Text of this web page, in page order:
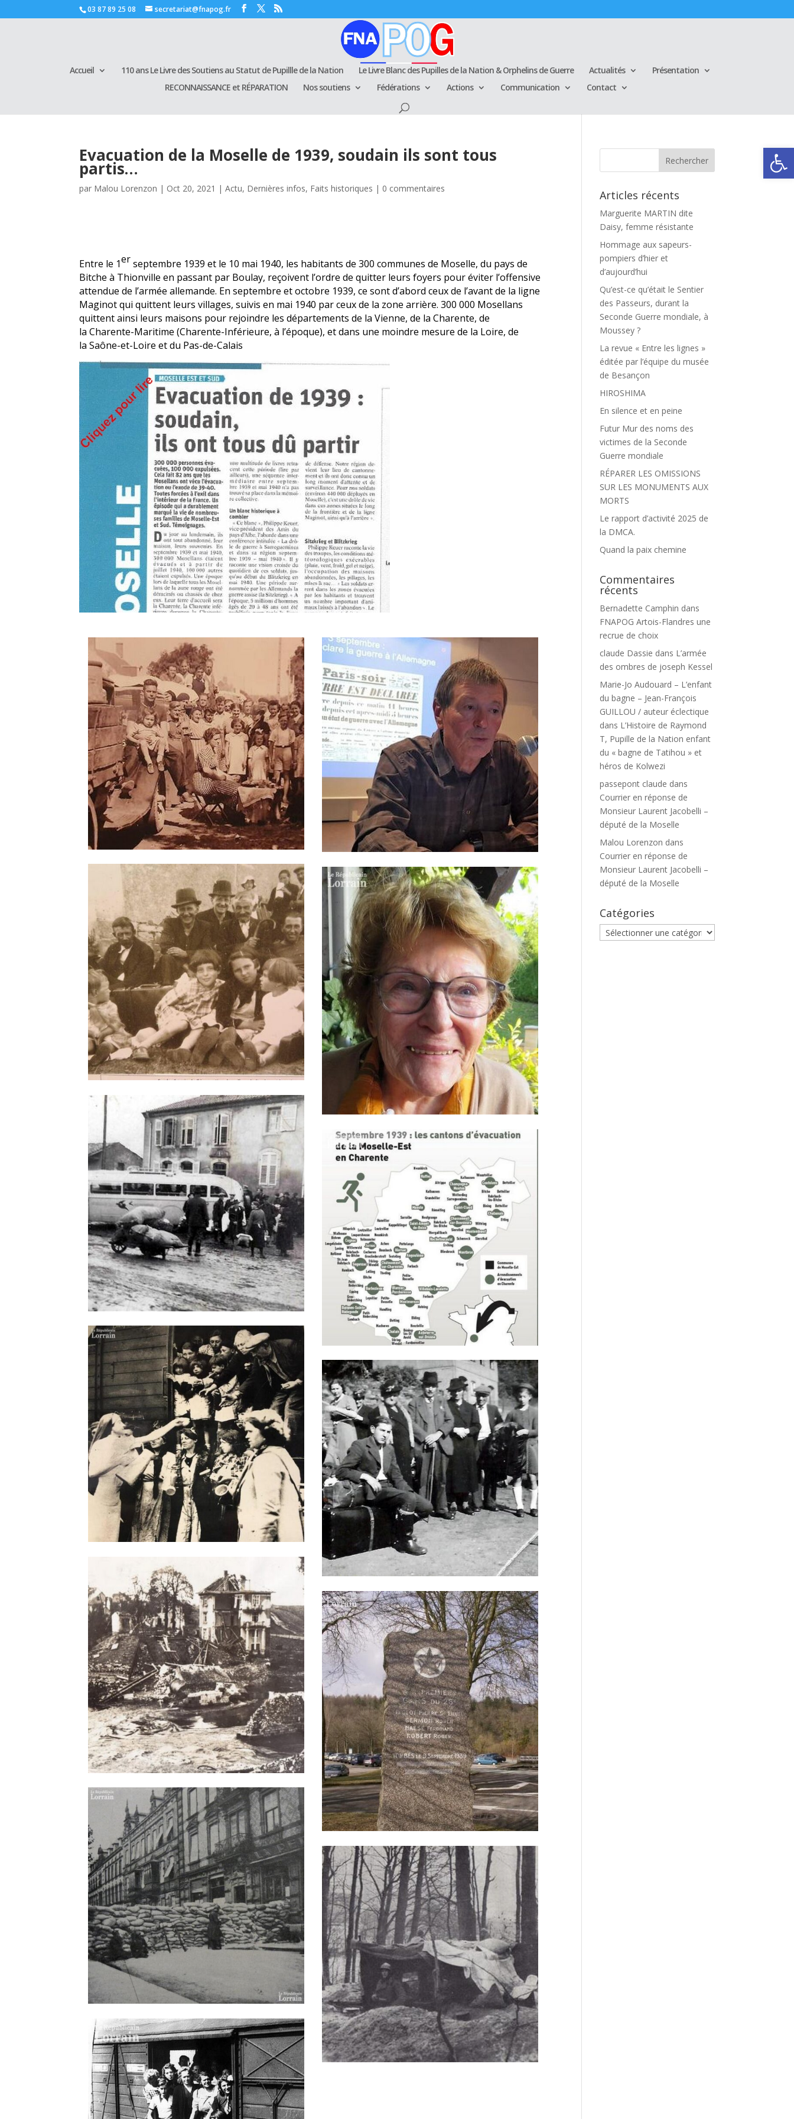
Ouvrir
03 87 89 25 08 secretariat@fnapog.fr
Accueil 110 ans Le Livre des Soutiens au Statut de Pupillle de la Nation Le Livre Blanc des Pupilles de la Nation & Orphelins de Guerre Actualités
Présentation
RECONNAISSANCE et RÉPARATION
Nos soutiens Fédérations Actions Communication Contact
Evacuation de la Moselle de 1939, soudain ils sont tous
partis…
par Malou Lorenzon | Oct 20, 2021 |Actu, Dernières infos, Faits historiques | 0 commentaires
Entre le 1er septembre 1939 et le 10 mai 1940, les habitants de 300 communes de Moselle, du pays de
Bitche à Thionville en passant par Boulay, reçoivent l’ordre de quitter leurs foyers pour éviter l’offensive
attendue de l’armée allemande. En septembre et octobre 1939, ce sont d’abord ceux de l’avant de la ligne
Maginotqui quittent leurs villages, suivis en mai 1940 par ceux de la zone arrière. 300 000 Mosellans
quittent ainsi leurs maisons pour rejoindre les départements de laVienne, de laCharente, de
laCharente-Maritime (Charente-Inférieure, à l’époque), et dans une moindre mesure de la Loire, de
laSaône-et-Loire et du Pas-de-Calais
Articles récents
Marguerite MARTIN dite
Daisy, femme résistante
Hommage aux sapeurs-
pompiers d’hier et
d’aujourd’hui
Qu’est-ce qu’était le Sentier
des Passeurs, durant la
Seconde Guerre mondiale, à
Moussey ?
La revue « Entre les lignes »
éditée par l’équipe du musée
de Besançon
HIROSHIMA
En silence et en peine
Futur Mur des noms des
victimes de la Seconde
Guerre mondiale
RÉPARER LES OMISSIONS
SUR LES MONUMENTS AUX
MORTS
Le rapport d’activité 2025 de
la DMCA.
Quand la paix chemine
Commentaires
récents
Bernadette Camphin dans
FNAPOG Artois-Flandres une
recrue de choix
claude Dassie dans L’armée
des ombres de joseph Kessel
Marie-Jo Audouard – L’enfant
du bagne – Jean-François
GUILLOU / auteur éclectique
dans L’Histoire de Raymond
T, Pupille de la Nation enfant
du « bagne de Tatihou » et
héros de Kolwezi
passepont claude dans
Courrier en réponse de
Monsieur Laurent Jacobelli –
député de la Moselle
Malou Lorenzon dans
Courrier en réponse de
Monsieur Laurent Jacobelli –
député de la Moselle
Catégories
Catégories